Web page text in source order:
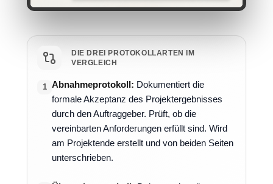
DIE DREI PROTOKOLLARTEN IM
VERGLEICH
1 Abnahmeprotokoll: Dokumentiert die
formale Akzeptanz des Projektergebnisses
durch den Auftraggeber. Prüft, ob die
vereinbarten Anforderungen erfüllt sind. Wird
am Projektende erstellt und von beiden Seiten
unterschrieben.